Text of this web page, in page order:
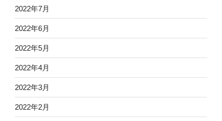
2022年7月
2022年6月
2022年5月
2022年4月
2022年3月
2022年2月